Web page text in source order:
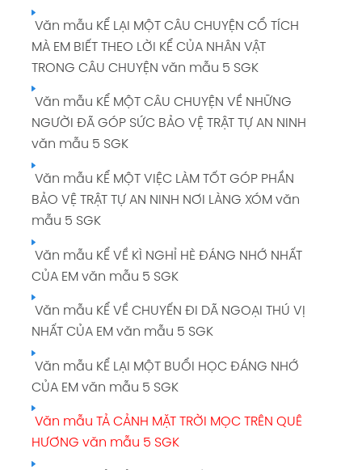
Văn mẫu KỂ LẠI MỘT CÂU CHUYỆN CỔ TÍCH
MÀ EM BIẾT THEO LỜI KỂ CỦA NHÂN VẬT
TRONG CÂU CHUYỆN văn mẫu 5 SGK
Văn mẫu KỂ MỘT CÂU CHUYỆN VỀ NHỮNG
NGƯỜI ĐÃ GÓP SỨC BẢO VỆ TRẬT TỰ AN NINH
văn mẫu 5 SGK
Văn mẫu KỂ MỘT VIỆC LÀM TỐT GÓP PHẦN
BẢO VỆ TRẬT TỰ AN NINH NƠI LÀNG XÓM văn
mẫu 5 SGK
Văn mẫu KỂ VỀ KÌ NGHỈ HÈ ĐÁNG NHỚ NHẤT
CỦA EM văn mẫu 5 SGK
Văn mẫu KỂ VỀ CHUYẾN ĐI DÃ NGOẠI THÚ VỊ
NHẤT CỦA EM văn mẫu 5 SGK
Văn mẫu KỂ LẠI MỘT BUỔI HỌC ĐÁNG NHỚ
CỦA EM văn mẫu 5 SGK
Văn mẫu TẢ CẢNH MẶT TRỜI MỌC TRÊN QUÊ
HƯƠNG văn mẫu 5 SGK